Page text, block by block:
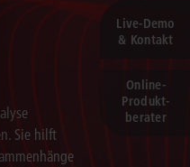
Sie hilft
Live‑Demo
& Kontakt
Online-
Produkt­
berater